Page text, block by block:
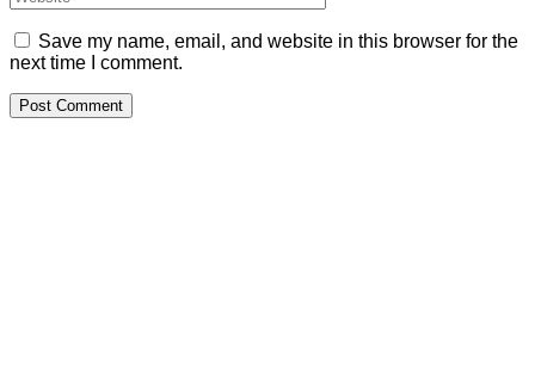
Save my name, email, and website in this browser for the
next time I comment.